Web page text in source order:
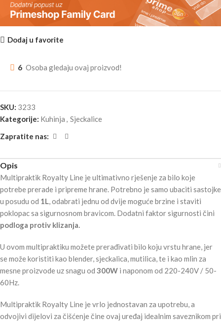
Dodaj u favorite
6 Osoba gledaju ovaj proizvod!
SKU: 3233
Kategorije: Kuhinja , Sjeckalice
Zapratite nas:
Opis
Multipraktik Royalty Line je ultimativno rješenje za bilo koje
potrebe prerade i pripreme hrane. Potrebno je samo ubaciti sastojke
u posudu od 1L, odabrati jednu od dvije moguće brzine i staviti
poklopac sa sigurnosnom bravicom. Dodatni faktor sigurnosti čini
podloga protiv klizanja.
U ovom multipraktiku možete prerađivati bilo koju vrstu hrane, jer
se može koristiti kao blender, sjeckalica, mutilica, te i kao mlin za
mesne proizvode uz snagu od 300W i naponom od 220-240V / 50-
60Hz.
Multipraktik Royalty Line je vrlo jednostavan za upotrebu, a
odvojivi dijelovi za čišćenje čine ovaj uređaj idealnim saveznikom pri